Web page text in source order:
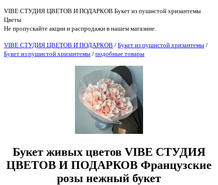
VIBE СТУДИЯ ЦВЕТОВ И ПОДАРКОВ Букет из пушистой хризантемы
Цветы
Не пропускайте акции и распродажи в нашем магазине.
VIBE СТУДИЯ ЦВЕТОВ И ПОДАРКОВ / Букет из пушистой хризантемы /
Букет из пушистой хризантемы / подобные товары
Букет живых цветов VIBE СТУДИЯ
ЦВЕТОВ И ПОДАРКОВ Французские
розы нежный букет